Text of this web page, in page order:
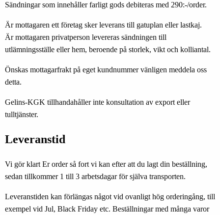
Sändningar som innehåller farligt gods debiteras med 290:-/order.
Är mottagaren ett företag sker leverans till gatuplan eller lastkaj.
Är mottagaren privatperson levereras sändningen till
utlämningsställe eller hem, beroende på storlek, vikt och kolliantal.
Önskas mottagarfrakt på eget kundnummer vänligen meddela oss
detta.
Gelins-KGK tillhandahåller inte konsultation av export eller
tulltjänster.
Leveranstid
Vi gör klart Er order så fort vi kan efter att du lagt din beställning,
sedan tillkommer 1 till 3 arbetsdagar för själva transporten.
Leveranstiden kan förlängas något vid ovanligt hög orderingång, till
exempel vid Jul, Black Friday etc. Beställningar med många varor